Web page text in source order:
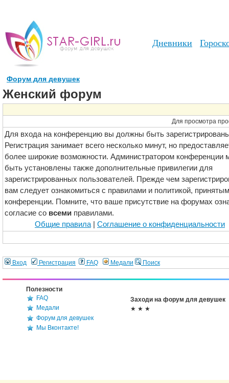
Дневники
Форум для девушек
Женский форум
Для просмотра
Для входа на конференцию вы должны быть
Регистрация занимает всего несколько минут, но
более широкие возможности. Администратором конференции
быть установлены также дополнительные привилегии для
зарегистрированных пользователей. Прежде чем
вам следует ознакомиться с правилами и политикой,
конференции. Помните, что ваше присутствие на форумах
согласие со всеми правилами.
Общие правила
Соглашение о конфиденциальности
Вход Регистрация FAQ Медали Поиск
Полезности
FAQ
Медали
Форум для девушек
Мы Вконтакте!
Заходи на форум для девушек
★ ★ ★